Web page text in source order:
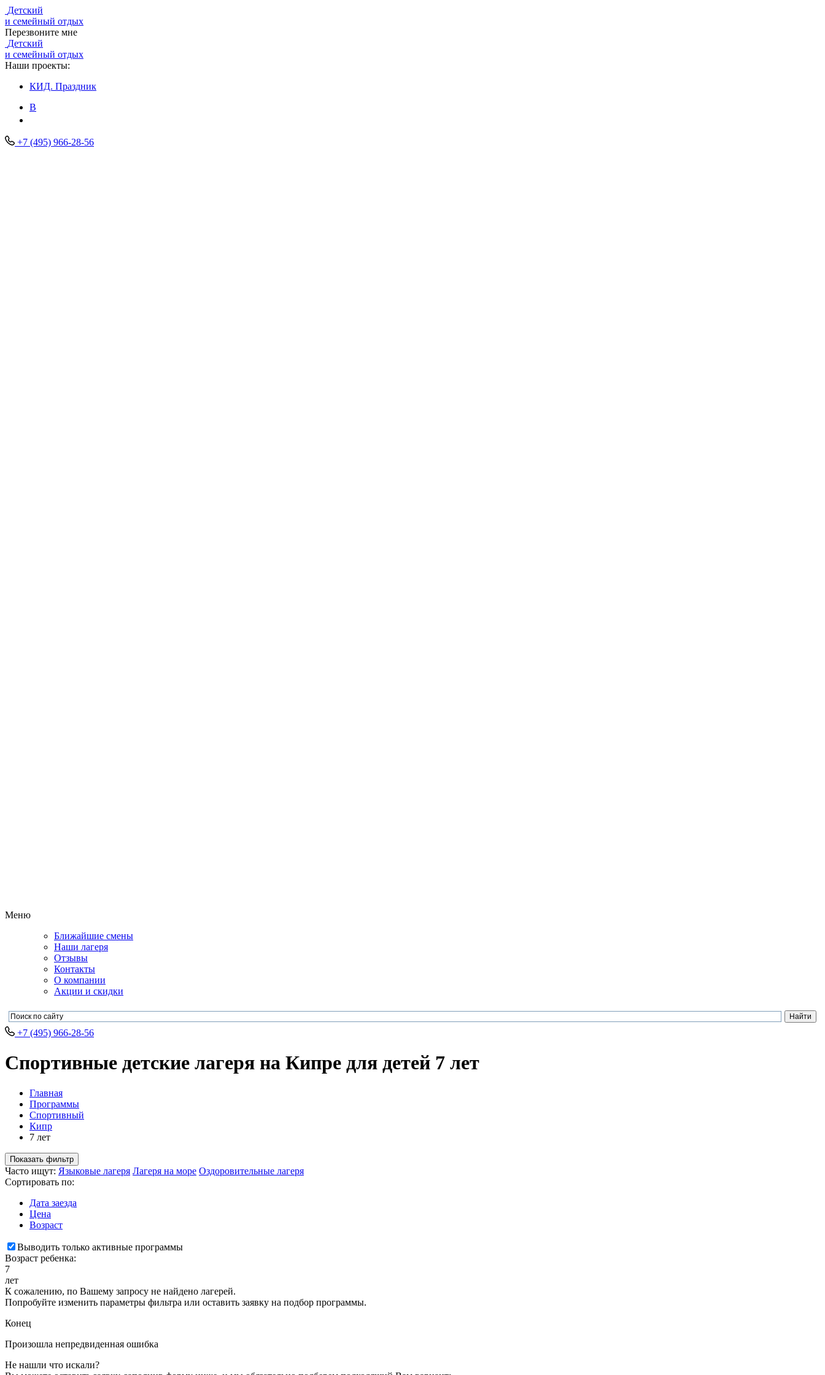
Детский
и семейный отдых
Перезвоните мне
Детский
и семейный отдых
Наши проекты:
КИД. Праздник
В
+7 (495) 966-28-56
Меню
Ближайшие смены
Наши лагеря
Отзывы
Контакты
О компании
Акции и скидки
+7 (495) 966-28-56
Спортивные детские лагеря на Кипре для детей 7 лет
Главная
Программы
Спортивный
Кипр
7 лет
Показать фильтр
Часто ищут: Языковые лагеря Лагеря на море Оздоровительные лагеря
Сортировать по:
Дата заезда
Цена
Возраст
Выводить только активные программы
Возраст ребенка:
7
лет
К сожалению, по Вашему запросу не найдено лагерей.
Попробуйте изменить параметры фильтра или оставить заявку на подбор программы.
Конец
Произошла непредвиденная ошибка
Не нашли что искали?